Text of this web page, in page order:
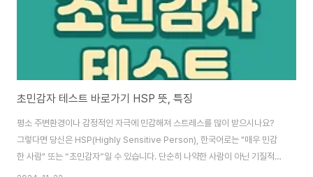
초민감자 테스트 바로가기 HSP 뜻, 특징
평소 주변환경이나 감정적인 자극에 민감해져 스트레스를 많이 받으시나요?
그렇다면 당신은 HSP(Highly Sensitive Person), 한국어로는 "매우 민감
한 사람" 또는 “초민감자”일 수 있습니다. 단순히 나약한 사람이 아닌 기질적인
특성일 수 있기 때문에 나의 상태를 잘 파악하고 이를 극복하는 방법을 찾아봐